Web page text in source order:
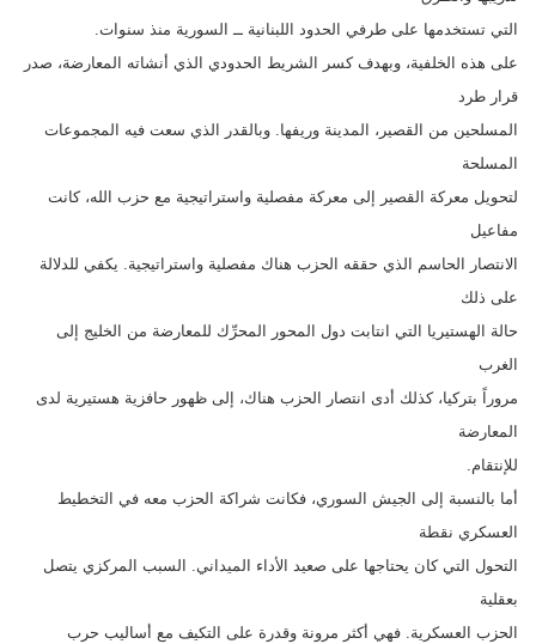
التي تستخدمها على طرفي الحدود اللبنانية ــ السورية منذ سنوات.
على هذه الخلفية، وبهدف كسر الشريط الحدودي الذي أنشاته المعارضة، صدر
قرار طرد
المسلحين من القصير، المدينة وريفها. وبالقدر الذي سعت فيه المجموعات
المسلحة
لتحويل معركة القصير إلى معركة مفصلية واستراتيجية مع حزب الله، كانت
مفاعيل
الانتصار الحاسم الذي حققه الحزب هناك مفصلية واستراتيجية. يكفي للدلالة
على ذلك
حالة الهستيريا التي انتابت دول المحور المحرِّك للمعارضة من الخليج إلى
الغرب
مروراً بتركيا، كذلك أدى انتصار الحزب هناك، إلى ظهور حافزية هستيرية لدى
المعارضة
للإنتقام.
أما بالنسبة إلى الجيش السوري، فكانت شراكة الحزب معه في التخطيط
العسكري نقطة
التحول التي كان يحتاجها على صعيد الأداء الميداني. السبب المركزي يتصل
بعقلية
الحزب العسكرية. فهي أكثر مرونة وقدرة على التكيف مع أساليب حرب